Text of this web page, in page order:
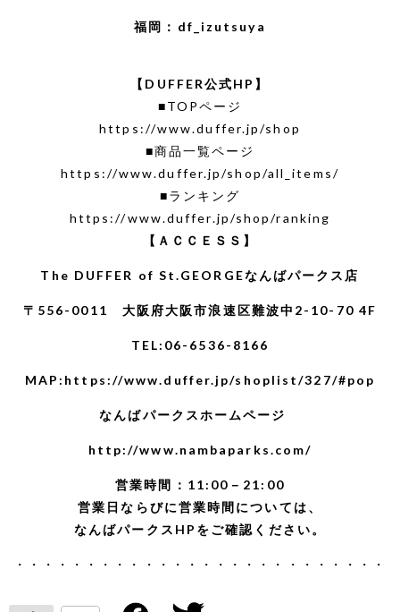
福岡： df_izutsuya
【DUFFER公式HP】
■TOPページ
https://www.duffer.jp/shop
■商品一覧ページ
https://www.duffer.jp/shop/all_items/
■ランキング
https://www.duffer.jp/shop/ranking
【ＡＣＣＥＳＳ】
The DUFFER of St.GEORGEなんばパークス店
〒556-0011 大阪府大阪市浪速区難波中2-10-70 4F
TEL:06-6536-8166
MAP: https://www.duffer.jp/shoplist/327/#pop
なんばパークスホームページ
http://www.nambaparks.com/
営業時間：11:00－21:00
営業日ならびに営業時間については、
なんばパークスHP をご確認ください。
・・・・・・・・・・・・・・・・・・・・・・・・・・